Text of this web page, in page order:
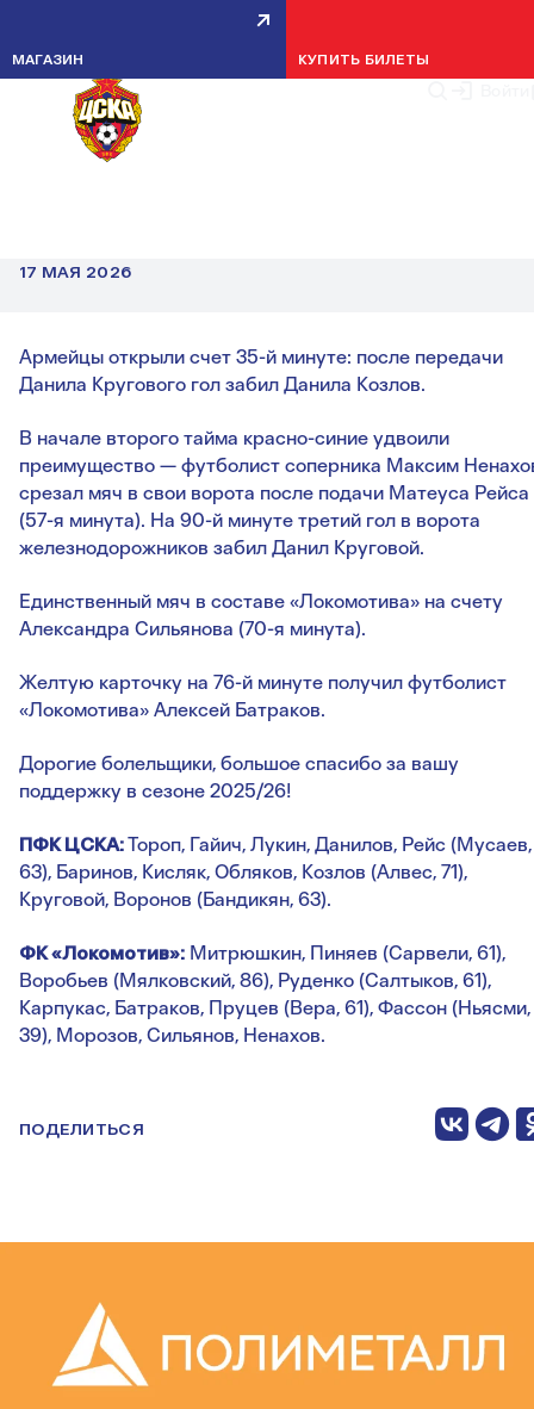
МАГАЗИН КУПИТЬ БИЛЕТЫ
ПФК ЦСКА — «ЛОКОМОТИВ» —
МАТЧИ
17 МАЯ 2026
Армейцы открыли счет 35-й минуте: после передачи
Данила Кругового гол забил Данила Козлов.
В начале второго тайма красно-синие удвоили
преимущество — футболист соперника Максим
срезал мяч в свои ворота после подачи Матеуса Рейса
(57-я минута). На 90-й минуте третий гол в ворота
железнодорожников забил Данил Круговой.
Единственный мяч в составе «Локомотива» на счету
Александра Сильянова (70-я минута).
Желтую карточку на 76-й минуте получил футболист
«Локомотива» Алексей Батраков.
Дорогие болельщики, большое спасибо за вашу
поддержку в сезоне 2025/26!
ПФК ЦСКА:Тороп, Гайич, Лукин, Данилов, Рейс (Мусаев,
63), Баринов, Кисляк, Обляков, Козлов (Алвес, 71),
Круговой, Воронов (Бандикян, 63).
ФК «Локомотив»: Митрюшкин, Пиняев (Сарвели, 61),
Воробьев (Мялковский, 86), Руденко (Салтыков, 61),
Карпукас, Батраков, Пруцев (Вера, 61), Фассон (Ньясми,
39), Морозов, Сильянов, Ненахов.
ПОДЕЛИТЬСЯ